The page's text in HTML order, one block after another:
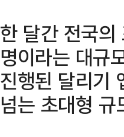
한 달간 전국
명이라는 대규
진행된 달리기
넘는 초대형